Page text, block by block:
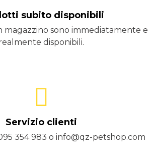
subito disponibili
sono immediatamente e
disponibili.
Servizio clienti
354 983 o info@qz-petshop.com